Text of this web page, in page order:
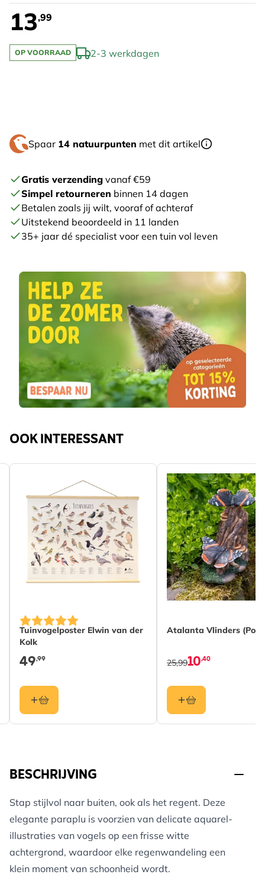
13,99
OP VOORRAAD 2-3 werkdagen
Spaar 14 natuurpunten met dit artikel
Gratis verzending vanaf €59
Simpel retourneren binnen 14 dagen
Betalen zoals jij wilt, vooraf of achteraf
Uitstekend beoordeeld in 11 landen
35+ jaar dé specialist voor een tuin vol leven
OOK INTERESSANT
Tuinvogelposter Elwin van der
Kolk
49,99
Atalanta Vlinders
10,40
25,99
BESCHRIJVING
Stap stijlvol naar buiten, ook als het regent. Deze
elegante paraplu is voorzien van delicate aquarel-
illustraties van vogels op een frisse witte
achtergrond, waardoor elke regenwandeling een
klein moment van schoonheid wordt.